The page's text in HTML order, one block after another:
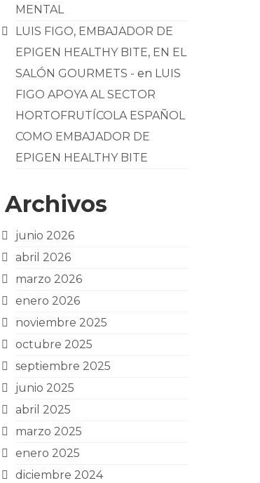
MENTAL
LUIS FIGO, EMBAJADOR DE
EPIGEN HEALTHY BITE, EN EL
SALÓN GOURMETS - en LUIS
FIGO APOYA AL SECTOR
HORTOFRUTÍCOLA ESPAÑOL
COMO EMBAJADOR DE
EPIGEN HEALTHY BITE
Archivos
junio 2026
abril 2026
marzo 2026
enero 2026
noviembre 2025
octubre 2025
septiembre 2025
junio 2025
abril 2025
marzo 2025
enero 2025
diciembre 2024